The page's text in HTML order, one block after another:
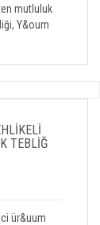
mutluluk
Y&oum
TEBLİĞ
ür&uum